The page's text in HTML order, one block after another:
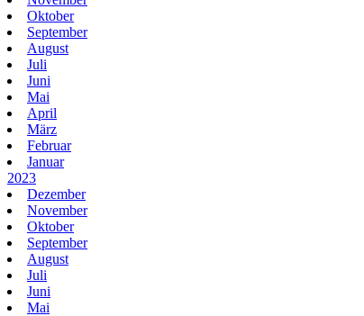
Oktober
September
August
Juli
Juni
Mai
April
März
Februar
Januar
2023
Dezember
November
Oktober
September
August
Juli
Juni
Mai